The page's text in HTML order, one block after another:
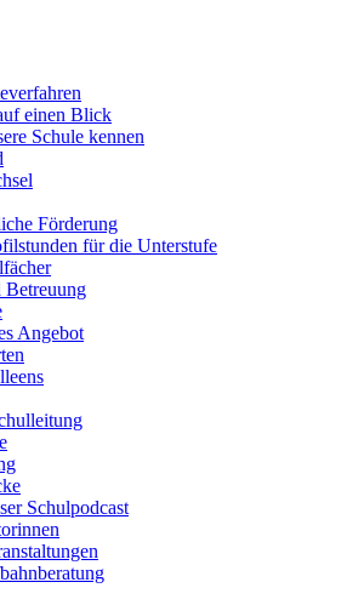
einen Blick
Schule kennen
Förderung
für die Unterstufe
Betreuung
Angebot
Schulpodcast